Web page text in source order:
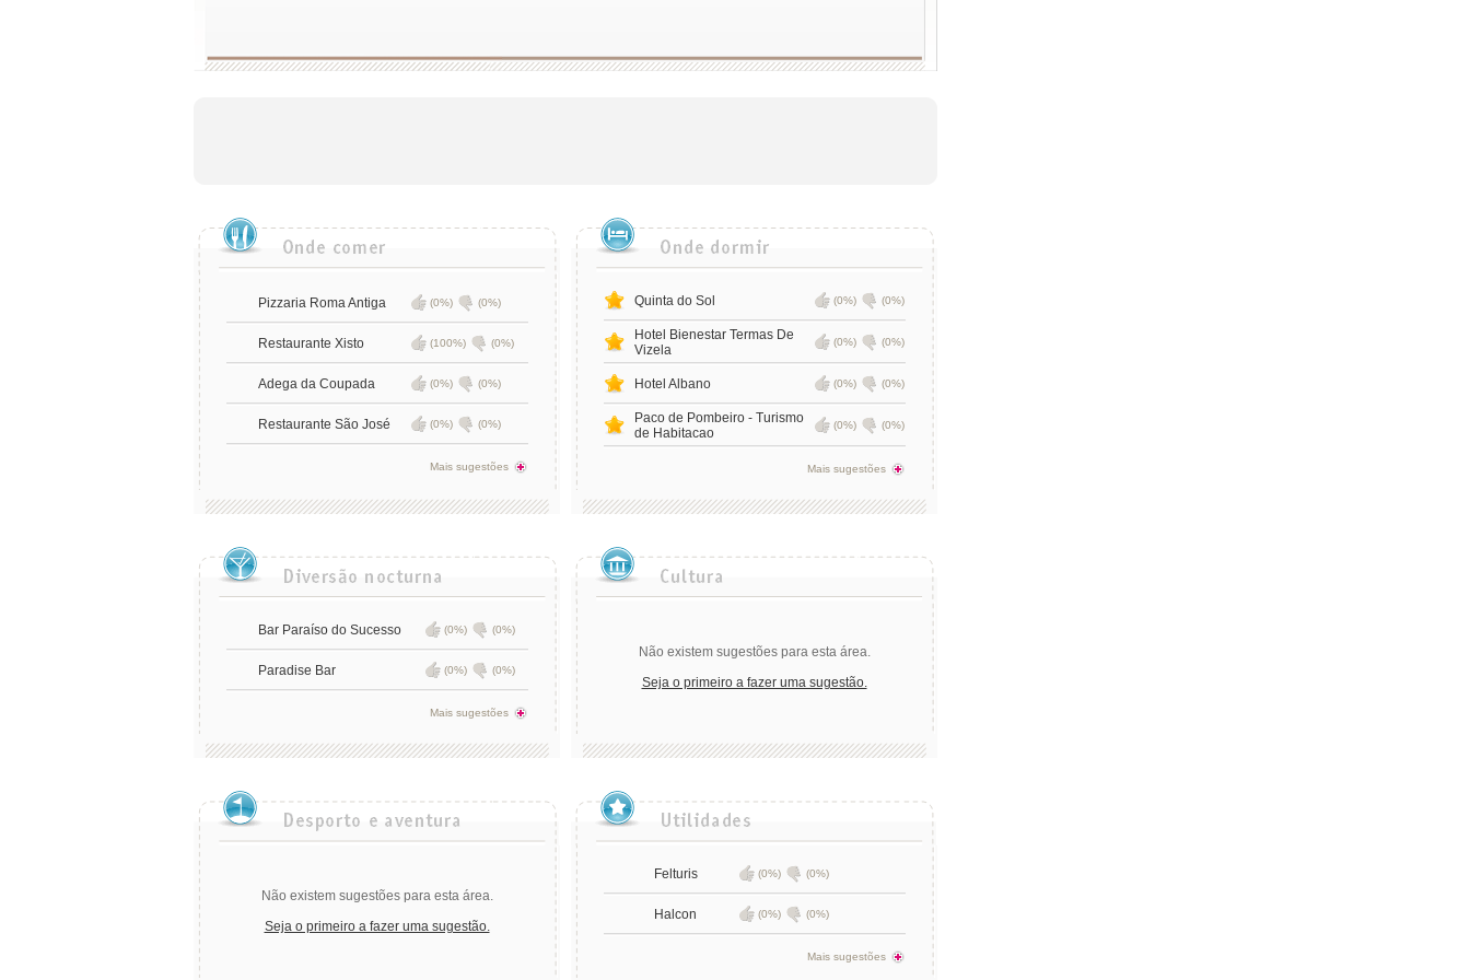
Pizzaria Roma Antiga (0%) (0%)
Restaurante Xisto (100%) (0%)
Adega da Coupada (0%) (0%)
Restaurante São José (0%) (0%)
Mais sugestões
Quinta do Sol (0%) (0%)
Hotel Bienestar Termas De
Vizela
(0%) (0%)
Hotel Albano (0%) (0%)
Paco de Pombeiro - Turismo
de Habitacao
(0%) (0%)
Mais sugestões
Bar Paraíso do Sucesso (0%) (0%)
Paradise Bar (0%) (0%)
Mais sugestões
Não existem sugestões para esta área.
Seja o primeiro a fazer uma sugestão.
Não existem sugestões para esta área.
Seja o primeiro a fazer uma sugestão.
Felturis (0%) (0%)
Halcon (0%) (0%)
Mais sugestões